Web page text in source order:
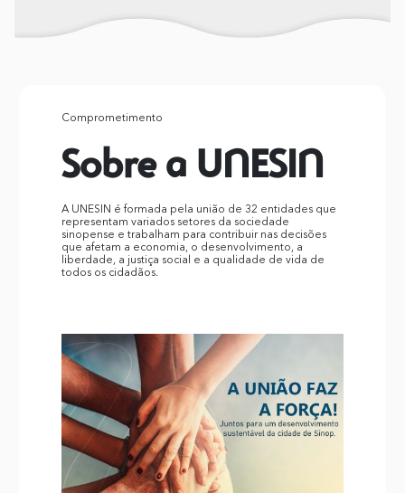
Comprometimento
Sobre a UNESIN
A UNESIN é formada pela união de 32 entidades que
representam variados setores da sociedade
sinopense e trabalham para contribuir nas decisões
que afetam a economia, o desenvolvimento, a
liberdade, a justiça social e a qualidade de vida de
todos os cidadãos.